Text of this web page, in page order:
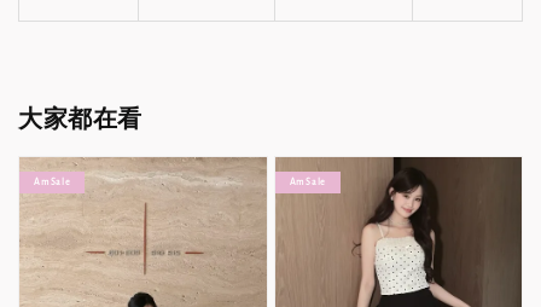
大家都在看
Am Sale Am Sale